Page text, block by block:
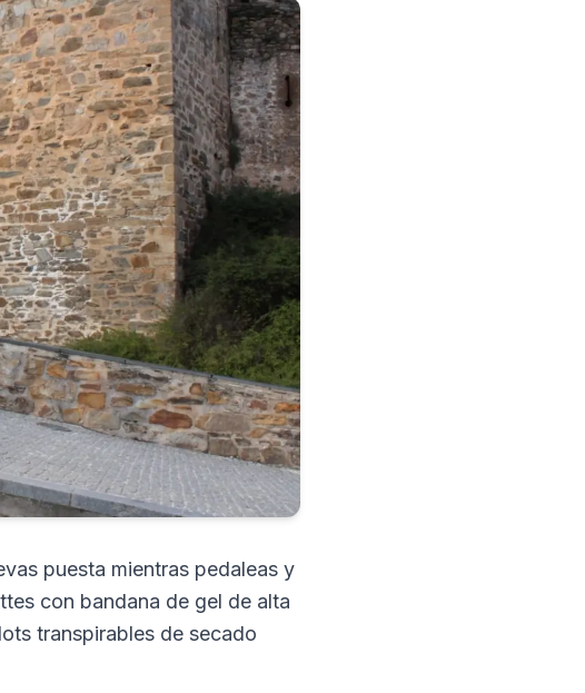
puesta mientras pedaleas y
con bandana de gel de alta
transpirables de secado